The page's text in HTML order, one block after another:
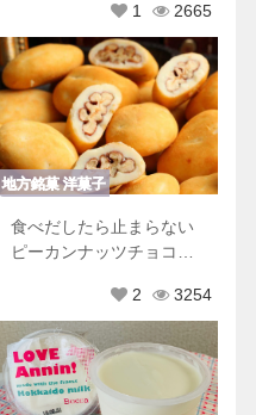
1
2665
地方銘菓 洋菓子
食べだしたら止まらない
ピーカンナッツチョコ♡
2
3254